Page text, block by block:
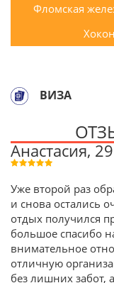
Фломская
ВИЗА
Анастасия,
Уже второй раз
и снова остались
отдых получился
большое спасибо
внимательное
отличную
без лишних забот,